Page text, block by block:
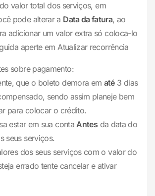
valor total dos serviços, em
pode alterar a Data da fatura, ao
adicionar um valor extra só coloca-lo
aperte em Atualizar recorrência
sobre pagamento:
que o boleto demora em até3 dias
sendo assim planeje bem
para colocar o crédito.
estar em sua contaAntes da data do
seus serviços.
dos seus serviços com o valor do
errado tente cancelar e ativar